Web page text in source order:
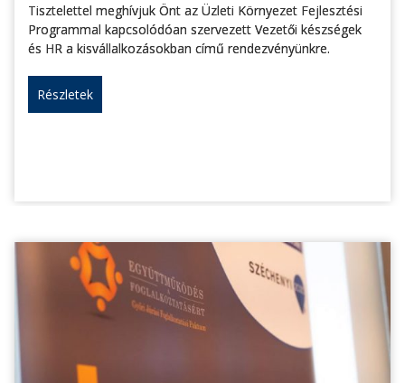
Tisztelettel meghívjuk Önt az Üzleti Környezet Fejlesztési
Programmal kapcsolódóan szervezett Vezetői készségek
és HR a kisvállalkozásokban című rendezvényünkre.
Részletek